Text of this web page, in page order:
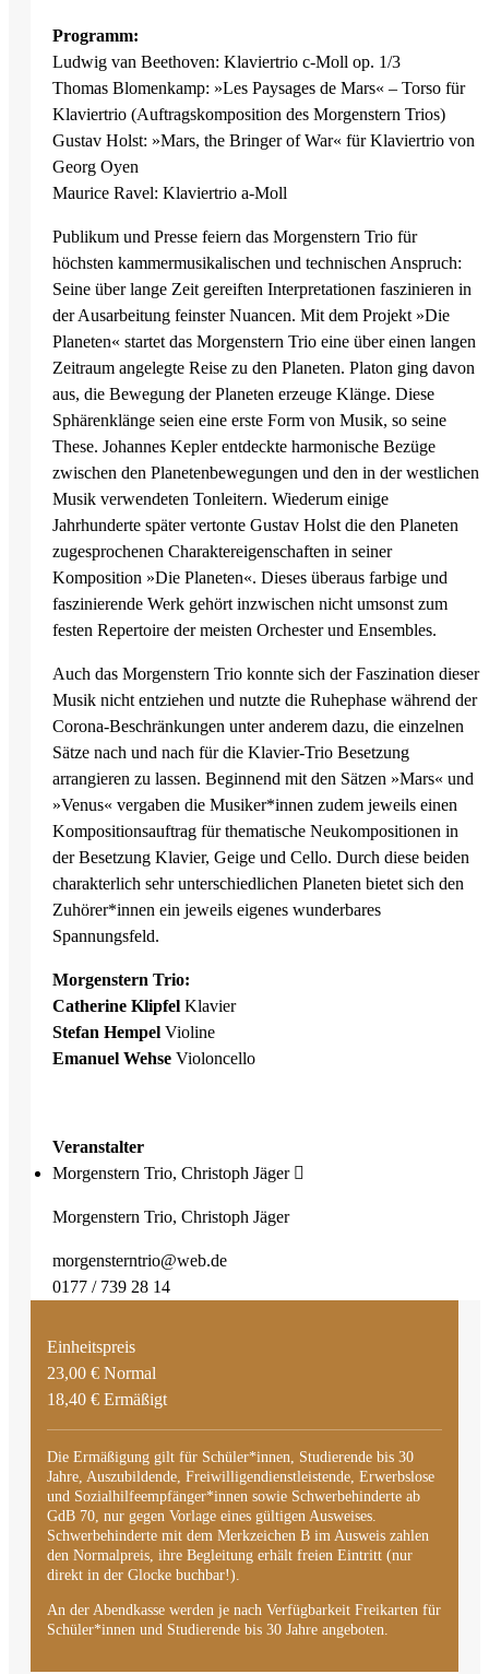
Programm:
Ludwig van Beethoven: Klaviertrio c-Moll op. 1/3
Thomas Blomenkamp: »Les Paysages de Mars« – Torso für
Klaviertrio (Auftragskomposition des Morgenstern Trios)
Gustav Holst: »Mars, the Bringer of War« für Klaviertrio von
Georg Oyen
Maurice Ravel: Klaviertrio a-Moll
Publikum und Presse feiern das Morgenstern Trio für
höchsten kammermusikalischen und technischen Anspruch:
Seine über lange Zeit gereiften Interpretationen faszinieren in
der Ausarbeitung feinster Nuancen. Mit dem Projekt »Die
Planeten« startet das Morgenstern Trio eine über einen langen
Zeitraum angelegte Reise zu den Planeten. Platon ging davon
aus, die Bewegung der Planeten erzeuge Klänge. Diese
Sphärenklänge seien eine erste Form von Musik, so seine
These. Johannes Kepler entdeckte harmonische Bezüge
zwischen den Planetenbewegungen und den in der westlichen
Musik verwendeten Tonleitern. Wiederum einige
Jahrhunderte später vertonte Gustav Holst die den Planeten
zugesprochenen Charaktereigenschaften in seiner
Komposition »Die Planeten«. Dieses überaus farbige und
faszinierende Werk gehört inzwischen nicht umsonst zum
festen Repertoire der meisten Orchester und Ensembles.
Auch das Morgenstern Trio konnte sich der Faszination dieser
Musik nicht entziehen und nutzte die Ruhephase während der
Corona-Beschränkungen unter anderem dazu, die einzelnen
Sätze nach und nach für die Klavier-Trio Besetzung
arrangieren zu lassen. Beginnend mit den Sätzen »Mars« und
»Venus« vergaben die Musiker*innen zudem jeweils einen
Kompositionsauftrag für thematische Neukompositionen in
der Besetzung Klavier, Geige und Cello. Durch diese beiden
charakterlich sehr unterschiedlichen Planeten bietet sich den
Zuhörer*innen ein jeweils eigenes wunderbares
Spannungsfeld.
Morgenstern Trio:
Catherine Klipfel Klavier
Stefan Hempel Violine
Emanuel Wehse Violoncello
Veranstalter
Morgenstern Trio, Christoph Jäger
Morgenstern Trio, Christoph Jäger
morgensterntrio@web.de
0177 / 739 28 14
Einheitspreis
23,00 € Normal
18,40 € Ermäßigt
Die Ermäßigung gilt für Schüler*innen, Studierende bis 30
Jahre, Auszubildende, Freiwilligendienstleistende, Erwerbslose
und Sozialhilfeempfänger*innen sowie Schwerbehinderte ab
GdB 70, nur gegen Vorlage eines gültigen Ausweises.
Schwerbehinderte mit dem Merkzeichen B im Ausweis zahlen
den Normalpreis, ihre Begleitung erhält freien Eintritt (nur
direkt in der Glocke buchbar!).
An der Abendkasse werden je nach Verfügbarkeit Freikarten für
Schüler*innen und Studierende bis 30 Jahre angeboten.